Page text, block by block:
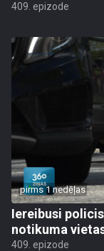
409. epizode
pirms 1 nedēļas
Iereibusi
notikuma
409. epizode